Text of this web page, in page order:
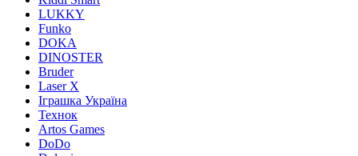
LUKKY
Funko
DOKA
DINOSTER
Bruder
Laser X
Іграшка Україна
Технок
Artos Games
DoDo